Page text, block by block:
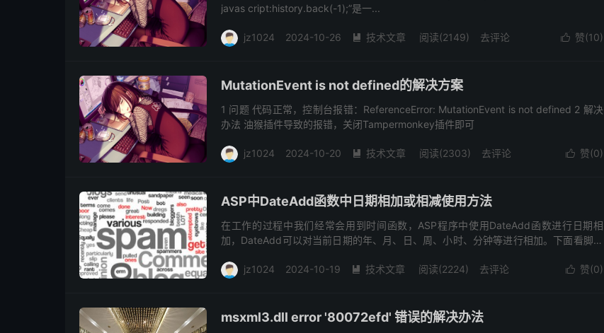
javas cript:history.back(-1);”是一...
 赞(10)
jz1024 2024-10-26  技术文章 阅读(2149) 去评论
MutationEvent is not defined的解决方案
1 问题 代码正常，控制台报错：ReferenceError: MutationEvent is not defined 2 解决
办法 油猴插件导致的报错，关闭Tampermonkey插件即可
 赞(0)
jz1024 2024-10-20  技术文章 阅读(2303) 去评论
ASP中DateAdd函数中日期相加或相减使用方法
在工作的过程中我们经常会用到时间函数，ASP程序中使用DateAdd函数进行日期相
加，DateAdd可以对当前日期的年、月、日、周、小时、分钟等进行相加。下面看脚本
 赞(0)
jz1024 2024-10-19  技术文章 阅读(2224) 去评论
msxml3.dll error '80072efd' 错误的解决办法